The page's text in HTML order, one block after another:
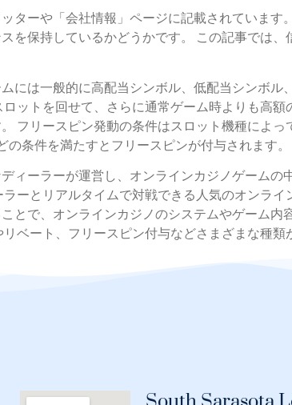
ターや「会社情報」ページに記載されていま
を保持しているかどうかです。 この記事では
には一般的に高配当シンボル、低配当シンボ
ットを回せて、さらに通常ゲーム時よりも高
フリースピン発動の条件はスロット機種によ
条件を満たすとフリースピンが付与されます。
ィーラーが運営し、オンラインカジノゲーム
ーとリアルタイムで対戦できる人気のオンラ
とで、オンラインカジノのシステムやゲーム内
ベート、フリースピン付与などさまざまな種類